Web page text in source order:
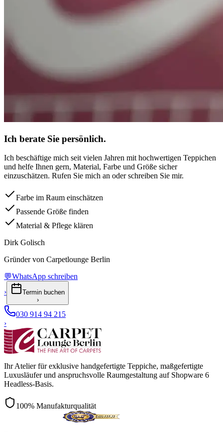
Ich berate Sie persönlich.
Ich beschäftige mich seit vielen Jahren mit hochwertigen Teppichen
und helfe Ihnen gern, Material, Farbe und Größe sicher
einzuschätzen. Rufen Sie mich an oder schreiben Sie mir.
Farbe im Raum einschätzen
Passende Größe finden
Material & Pflege klären
Dirk Golisch
Gründer von Carpetlounge Berlin
💬WhatsApp schreiben
›
Termin buchen
›
030 914 94 215
›
Ihr Atelier für exklusive handgefertigte Teppiche, maßgefertigte
Luxusläufer und anspruchsvolle Raumgestaltung auf Shopware 6
Headless-Basis.
100% Manufakturqualität